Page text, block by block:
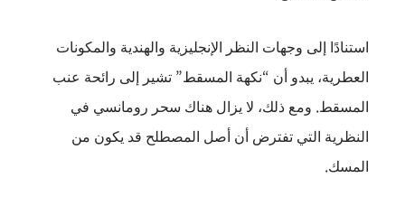
استنادًا إلى وجهات النظر الإنجليزية والهندية والمكونات
العطرية، يبدو أن “نكهة المسقط” تشير إلى رائحة عنب
المسقط. ومع ذلك، لا يزال هناك سحر رومانسي في
النظرية التي تفترض أن أصل المصطلح قد يكون من
المسك.